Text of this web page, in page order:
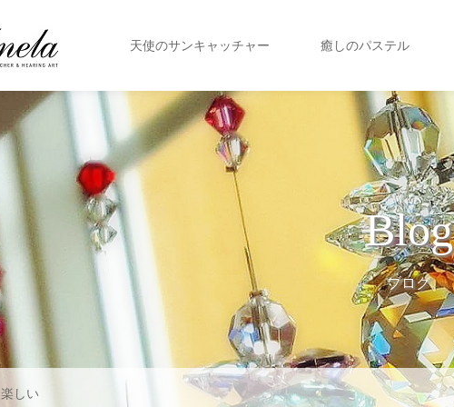
天使のサンキャッチャー 癒しのパステル
Blog
ブログ
楽しい